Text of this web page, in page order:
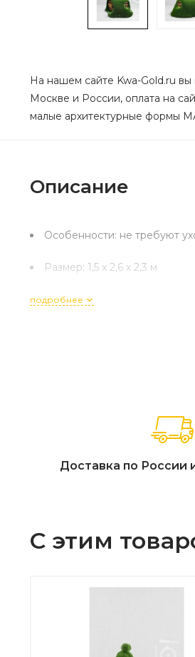
На нашем сайте Kwa-Gold.ru
Москве и России, оплата на
малые архитектурные формы
Описание
Особенности: не требуют
Размер: 1,5 х 2,6 х 2,3 м
подробнее
Доставка по России
С этим